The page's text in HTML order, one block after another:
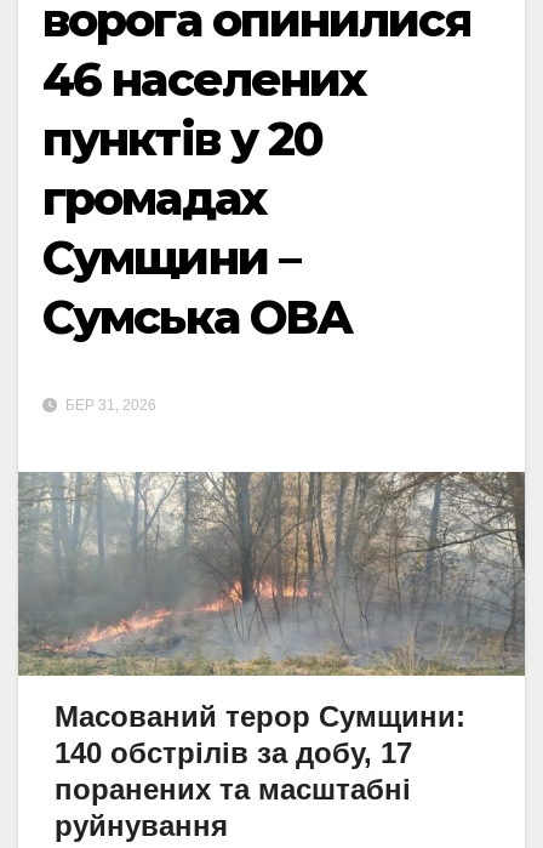
ворога опинилися
46 населених
пунктів у 20
громадах
Сумщини –
Сумська ОВА
БЕР 31, 2026
Масований терор Сумщини:
140 обстрілів за добу, 17
поранених та масштабні
руйнування